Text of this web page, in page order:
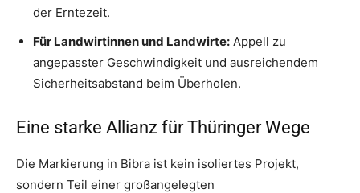
der Erntezeit.
Für Landwirtinnen und Landwirte: Appell zu
angepasster Geschwindigkeit und ausreichendem
Sicherheitsabstand beim Überholen.
Eine starke Allianz für Thüringer Wege
Die Markierung in Bibra ist kein isoliertes Projekt,
sondern Teil einer großangelegten